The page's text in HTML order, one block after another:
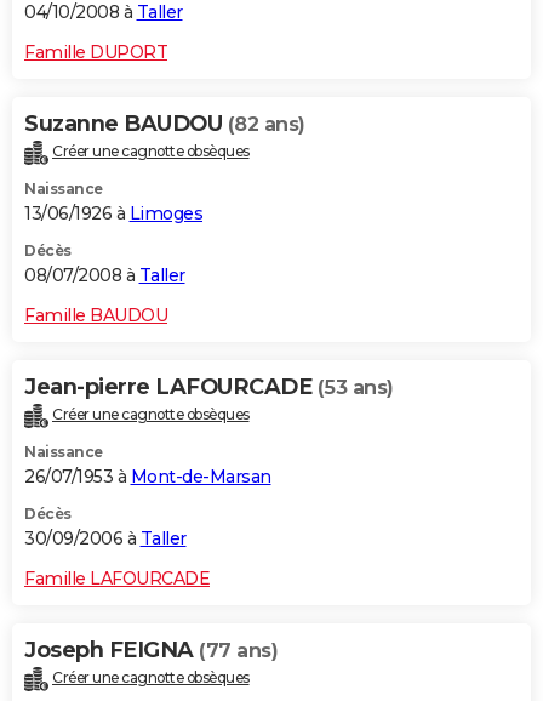
04/10/2008 à Taller
Famille DUPORT
Suzanne BAUDOU (82 ans)
Créer une cagnotte obsèques
Naissance
13/06/1926 à Limoges
Décès
08/07/2008 à Taller
Famille BAUDOU
Jean-pierre LAFOURCADE (53 ans)
Créer une cagnotte obsèques
Naissance
26/07/1953 à Mont-de-Marsan
Décès
30/09/2006 à Taller
Famille LAFOURCADE
Joseph FEIGNA (77 ans)
Créer une cagnotte obsèques